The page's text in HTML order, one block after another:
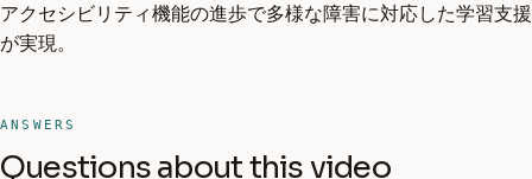
アクセシビリティ機能の進歩で多様な障害に対応した学習支援
が実現。
ANSWERS
Questions about this video